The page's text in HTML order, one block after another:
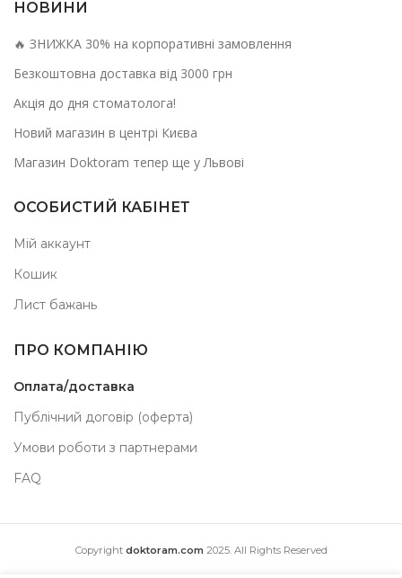
НОВИНИ
🔥 ЗНИЖКА 30% на корпоративні замовлення
Безкоштовна доставка від 3000 грн
Акція до дня стоматолога!
Новий магазин в центрі Києва
Магазин Doktoram тепер ще у Львові
ОСОБИСТИЙ КАБІНЕТ
Мій аккаунт
Кошик
Лист бажань
ПРО КОМПАНІЮ
Оплата/доставка
Публічний договір (оферта)
Умови роботи з партнерами
FAQ
Copyright doktoram.com 2025. All Rights Reserved